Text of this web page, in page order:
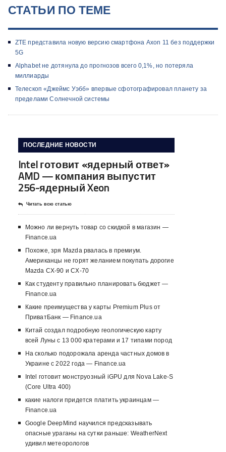
СТАТЬИ ПО ТЕМЕ
ZTE представила новую версию смартфона Axon 11 без поддержки
5G
Alphabet не дотянула до прогнозов всего 0,1%, но потеряла
миллиарды
Телескоп «Джеймс Уэбб» впервые сфотографировал планету за
пределами Солнечной системы
ПОСЛЕДНИЕ НОВОСТИ
Intel готовит «ядерный ответ»
AMD — компания выпустит
256-ядерный Xeon
Читать всю статью
Можно ли вернуть товар со скидкой в ​​магазин —
Finance.ua
Похоже, зря Mazda рвалась в премиум.
Американцы не горят желанием покупать дорогие
Mazda CX-90 и CX-70
Как студенту правильно планировать бюджет —
Finance.ua
Какие преимущества у карты Premium Plus от
ПриватБанк — Finance.ua
Китай создал подробную геологическую карту
всей Луны с 13 000 кратерами и 17 типами пород
На сколько подорожала аренда частных домов в
Украине с 2022 года — Finance.ua
Intel готовит монструозный iGPU для Nova Lake-S
(Core Ultra 400)
какие налоги придется платить украинцам —
Finance.ua
Google DeepMind научился предсказывать
опасные ураганы на сутки раньше: WeatherNext
удивил метеорологов